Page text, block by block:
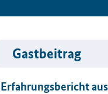
Gastbeitrag
Erfahrungsbericht